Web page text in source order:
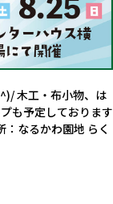
木工・布小物、は
も予定しております
なるかわ園地 らく